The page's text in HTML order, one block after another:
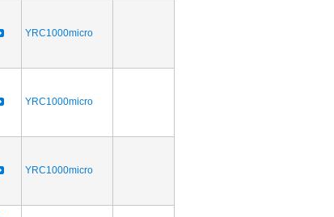
YRC1000micro
YRC1000micro
YRC1000micro